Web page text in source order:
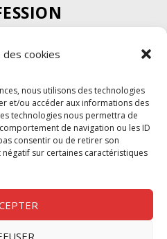
des cookies
nous utilisons des technologies
et/ou accéder aux informations des
technologies nous permettra de
de navigation ou les ID
consentir ou de retirer son
sur certaines caractéristiques